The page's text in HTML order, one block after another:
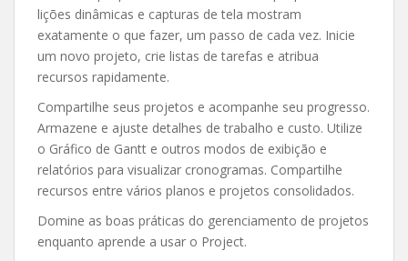
lições dinâmicas e capturas de tela mostram
exatamente o que fazer, um passo de cada vez. Inicie
um novo projeto, crie listas de tarefas e atribua
recursos rapidamente.
Compartilhe seus projetos e acompanhe seu progresso.
Armazene e ajuste detalhes de trabalho e custo. Utilize
o Gráfico de Gantt e outros modos de exibição e
relatórios para visualizar cronogramas. Compartilhe
recursos entre vários planos e projetos consolidados.
Domine as boas práticas do gerenciamento de projetos
enquanto aprende a usar o Project.